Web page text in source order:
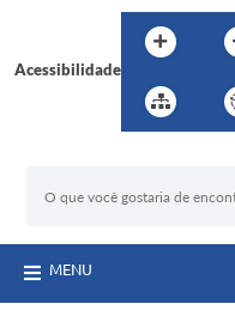
Acessibilidade
MENU